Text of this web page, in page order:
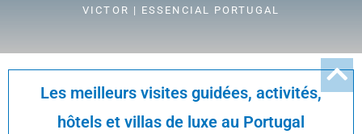
VICTOR | ESSENCIAL PORTUGAL
Les meilleurs visites guidées, activités,
hôtels et villas de luxe au Portugal